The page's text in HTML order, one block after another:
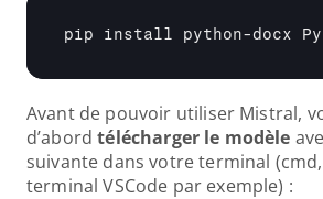
pip install python-docx
Avant de pouvoir utiliser Mistral,
d’abord télécharger le modèle
suivante dans votre terminal
terminal VSCode par exemple) :